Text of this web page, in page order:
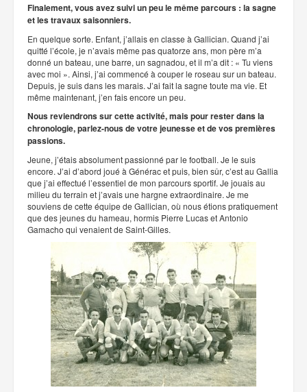
Finalement, vous avez suivi un peu le même parcours : la sagne
et les travaux saisonniers.
En quelque sorte. Enfant, j’allais en classe à Gallician. Quand j’ai
quitté l’école, je n’avais même pas quatorze ans, mon père m’a
donné un bateau, une barre, un sagnadou, et il m’a dit : « Tu viens
avec moi ». Ainsi, j’ai commencé à couper le roseau sur un bateau.
Depuis, je suis dans les marais. J’ai fait la sagne toute ma vie. Et
même maintenant, j’en fais encore un peu.
Nous reviendrons sur cette activité, mais pour rester dans la
chronologie, parlez-nous de votre jeunesse et de vos premières
passions.
Jeune, j’étais absolument passionné par le football. Je le suis
encore. J’ai d’abord joué à Générac et puis, bien sûr, c’est au Gallia
que j’ai effectué l’essentiel de mon parcours sportif. Je jouais au
milieu du terrain et j’avais une hargne extraordinaire. Je me
souviens de cette équipe de Gallician, où nous étions pratiquement
que des jeunes du hameau, hormis Pierre Lucas et Antonio
Gamacho qui venaient de Saint-Gilles.